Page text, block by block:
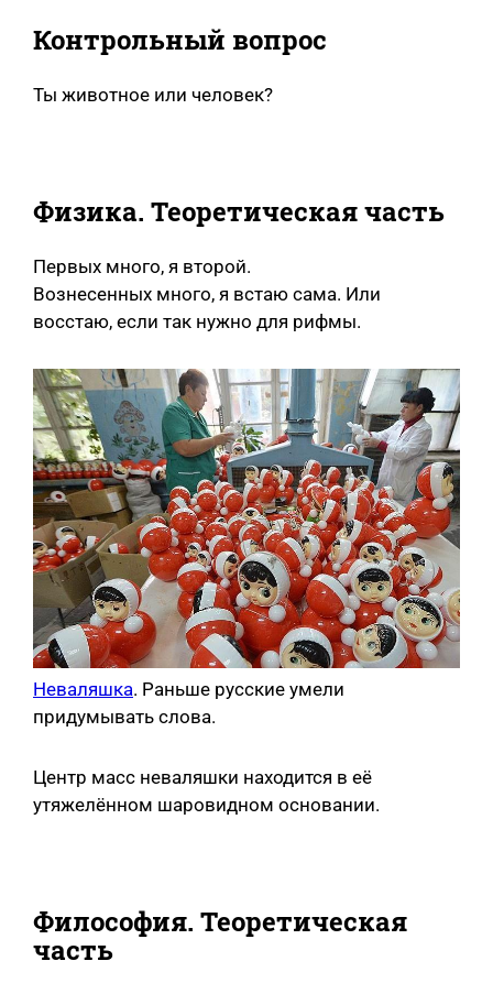
Контрольный вопрос
Ты животное или человек?
Физика. Теоретическая часть
Первых много, я второй.
Вознесенных много, я встаю сама. Или
восстаю, если так нужно для рифмы.
Неваляшка. Раньше русские умели
придумывать слова.
Центр масс неваляшки находится в её
утяжелённом шаровидном основании.
Философия. Теоретическая
часть